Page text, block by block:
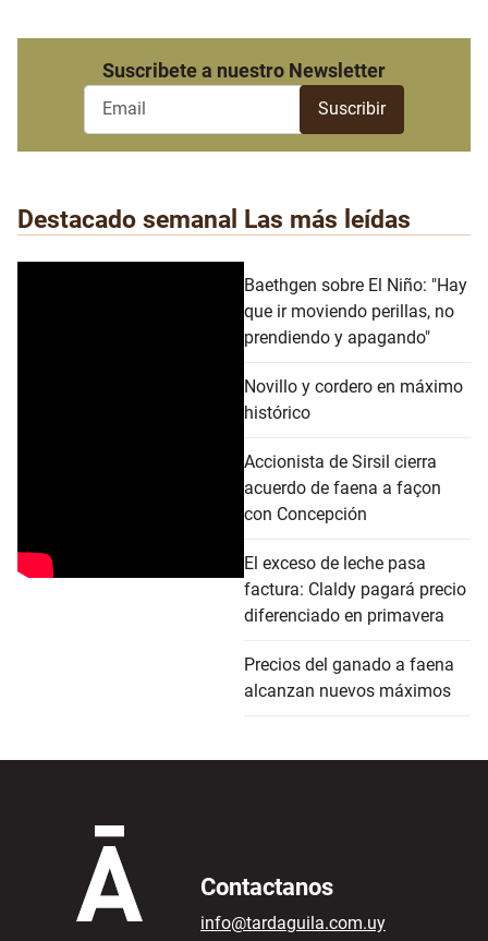
Suscribete a nuestro Newsletter
Destacado semanal Las más leídas
Baethgen sobre El Niño: "Hay
que ir moviendo perillas, no
prendiendo y apagando"
Novillo y cordero en máximo
histórico
Accionista de Sirsil cierra
acuerdo de faena a façon
con Concepción
El exceso de leche pasa
factura: Claldy pagará precio
diferenciado en primavera
Precios del ganado a faena
alcanzan nuevos máximos
Contactanos
info@tardaguila.com.uy